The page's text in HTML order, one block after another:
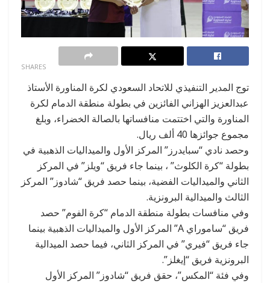
SHARES
توج المدير التنفيذي للاتحاد السعودي لكرة المناورة الأستاذ
عبدالعزيز الهزاني الفائزين في بطولة منطقة الدمام لكرة
المناورة والتي اختتمت منافساتها بالصالة الخضراء، وبلغ
مجموع جوائزها 40 ألف ريال.
وحصد نادي “سبايدرز” المركز الأول والميداليات الذهبية في
بطولة “كرة الكلوث” ، بينما جاء فريق “ويلز” في المركز
الثاني والميداليات الفضية، بينما حصد فريق “شادوز” المركز
الثالث والميدالية البرونزية.
وفي منافسات بطولة منطقة الدمام “كرة الفوم” حصد
فريق “ساموراي A” المركز الأول والميداليات الذهبية بينما
جاء فريق “فيري” في المركز الثاني، فيما حصد الميدالية
البرونزية فريق “إيغلز”.
وفي فئة “المكس”، حقق فريق “شادوز” المركز الأول